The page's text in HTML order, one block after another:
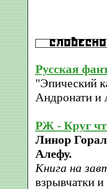
Русская
"Эпический
Андронати и
РЖ - Круг
Линор
Алефу.
Книга на
взрывчатки и